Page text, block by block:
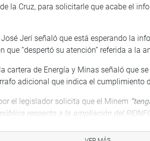
la Cruz, para solicitarle que acabe el
Jerí señaló que está esperando la
que “despertó su atención” referida a la
cartera de Energía y Minas señaló que
adicional que indica el cumplimiento
el legislador solicita que el Minem
respecto a la ampliación del